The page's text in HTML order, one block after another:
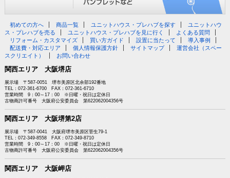
初めての方へ 商品一覧 ユニットハウス・プレハブを探す
ユニットハウ
ス・プレハブを売る
ユニットハウス・プレハブを見に行く
よくある質問
リフォーム・カスタマイズ
買い方ガイド 設置に当たって
導入事例
配送費・対応エリア
個人情報保護方針 サイトマップ
運営会社（スペー
スクリエイト）
お問い合わせ
関西エリア 大阪堺店
展示場 〒587-0051 堺市美原区北余部192番地
TEL：072-361-6700 FAX：072-361-6710
営業時間 9：00～17：00 ※日曜・祝日は定休日
古物商許可番号 大阪府公安委員会 第622062004356号
関西エリア 大阪堺第2店
展示場 〒587-0041 大阪府堺市美原区菅生79-1
TEL：072-349-8558 FAX：072-349-8710
営業時間 9：00～17：00 ※日曜・祝日は定休日
古物商許可番号 大阪府公安委員会 第622062004356号
関西エリア 大阪岬店